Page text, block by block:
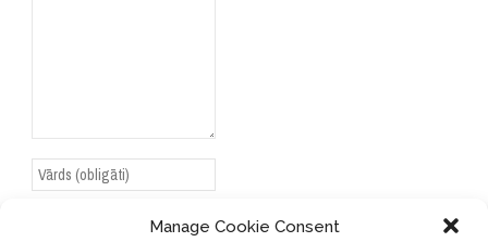
Manage Cookie Consent